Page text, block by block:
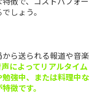
しょう。
ら送られる報道や音楽
によってリアルタイム
強中、または料理中な
徴です。